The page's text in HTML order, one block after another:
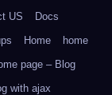
US
Docs
Home
home
page – Blog
with ajax